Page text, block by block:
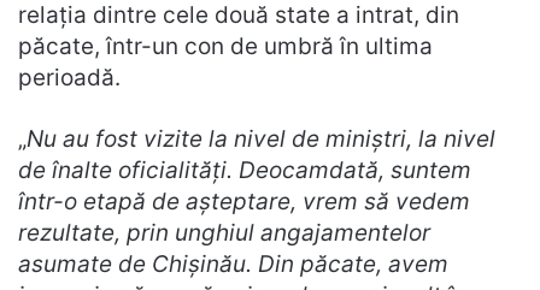
relația dintre cele două state a intrat, din
păcate, într-un con de umbră în ultima
perioadă.
„Nu au fost vizite la nivel de miniștri, la nivel
de înalte oficialități. Deocamdată, suntem
într-o etapă de așteptare, vrem să vedem
rezultate, prin unghiul angajamentelor
asumate de Chișinău. Din păcate, avem